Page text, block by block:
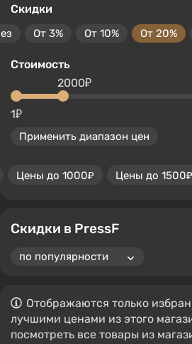
Скидки
От 3% От 10% От 20%
Стоимость
1₽
2000₽
Применить диапазон цен
Цены до 1000₽ Цены до 1500₽
Скидки в PressF
Отображаются только
лучшими ценами из этого
посмотреть все товары из